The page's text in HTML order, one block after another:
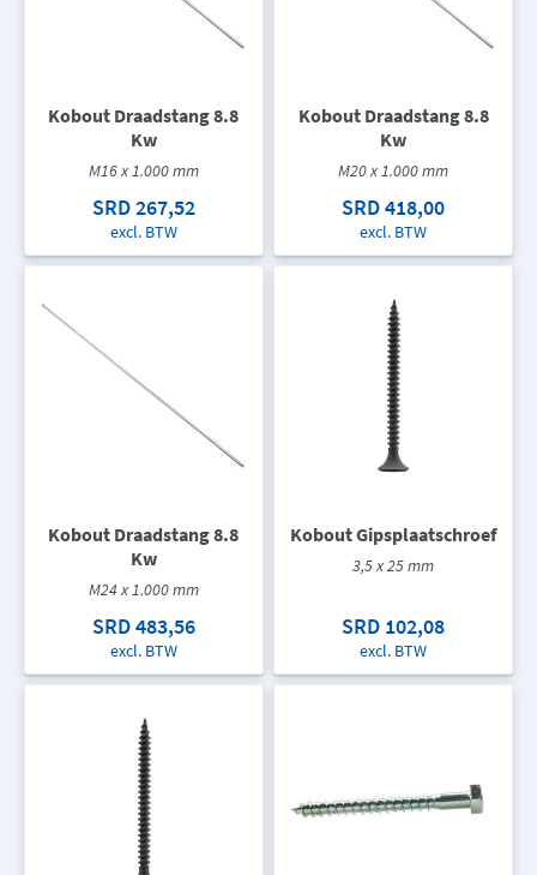
Kobout Draadstang 8.8
Kw
M16 x 1.000 mm
SRD 267,52
excl. BTW
Kobout Draadstang 8.8
Kw
M20 x 1.000 mm
SRD 418,00
excl. BTW
Kobout Draadstang 8.8
Kw
M24 x 1.000 mm
SRD 483,56
excl. BTW
Kobout Gipsplaatschroef
3,5 x 25 mm
SRD 102,08
excl. BTW